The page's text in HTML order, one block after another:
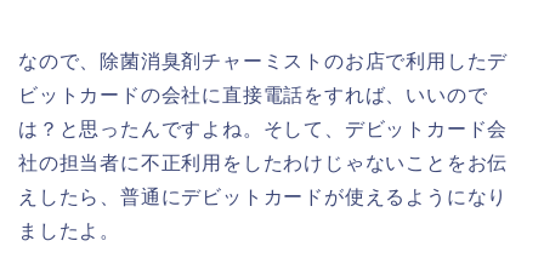
なので、除菌消臭剤チャーミストのお店で利用したデ
ビットカードの会社に直接電話をすれば、いいので
は？と思ったんですよね。そして、デビットカード会
社の担当者に不正利用をしたわけじゃないことをお伝
えしたら、普通にデビットカードが使えるようになり
ましたよ。